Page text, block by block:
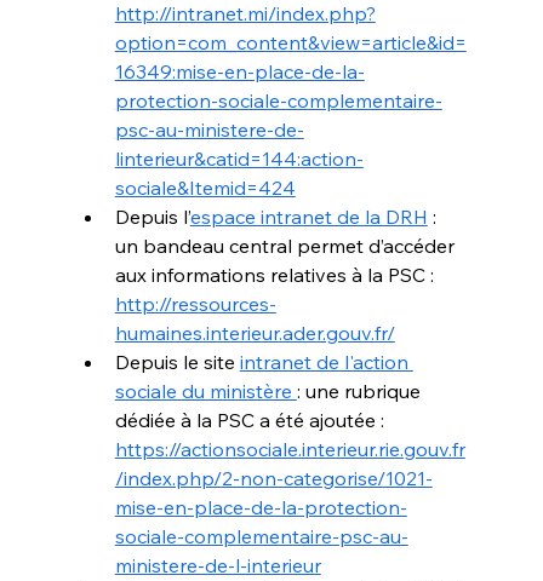
http://intranet.mi/index.php?
option=com_content&view=article&id=
16349:mise-en-place-de-la-
protection-sociale-complementaire-
psc-au-ministere-de-
linterieur&catid=144:action-
sociale&Itemid=424
Depuis l’espace intranet de la DRH :
un bandeau central permet d’accéder
aux informations relatives à la PSC :
http://ressources-
humaines.interieur.ader.gouv.fr/
Depuis le site intranet de l'action
sociale du ministère : une rubrique
dédiée à la PSC a été ajoutée :
https://actionsociale.interieur.rie.gouv.fr
/index.php/2-non-categorise/1021-
mise-en-place-de-la-protection-
sociale-complementaire-psc-au-
ministere-de-l-interieur